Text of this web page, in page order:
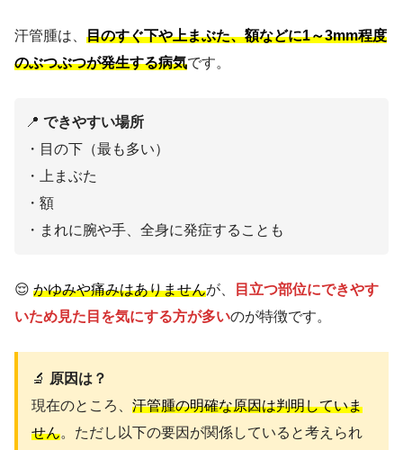
汗管腫は、 目のすぐ下や上まぶた、額などに1～3mm程度
のぶつぶつが発生する病気です。
📍 できやすい場所
・目の下（最も多い）
・上まぶた
・額
・まれに腕や手、全身に発症することも
😌 かゆみや痛みはありませんが、
目立つ部位にできやす
いため見た目を気にする方が多いのが特徴です。
🔬 原因は？
現在のところ、 汗管腫の明確な原因は判明していま
せん。ただし以下の要因が関係していると考えられ